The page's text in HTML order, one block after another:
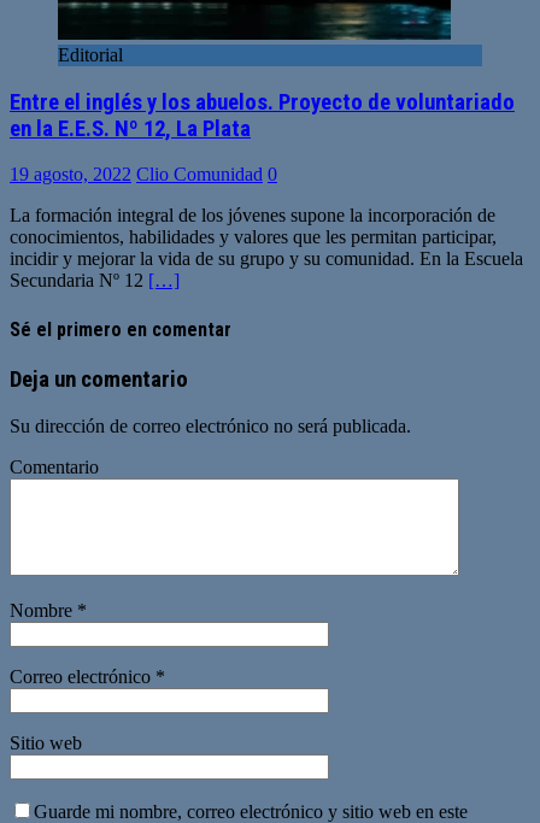
Editorial
Entre el inglés y los abuelos. Proyecto de voluntariado
en la E.E.S. Nº 12, La Plata
19 agosto, 2022 Clio Comunidad 0
La formación integral de los jóvenes supone la incorporación de
conocimientos, habilidades y valores que les permitan participar,
incidir y mejorar la vida de su grupo y su comunidad. En la Escuela
Secundaria Nº 12 […]
Sé el primero en comentar
Deja un comentario
Su dirección de correo electrónico no será publicada.
Comentario
Nombre *
Correo electrónico *
Sitio web
Guarde mi nombre, correo electrónico y sitio web en este